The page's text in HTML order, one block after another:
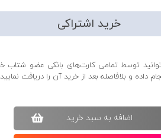
خرید اشتراکی
توسط تمامی کارت‌های بانکی عضو شتاب
داده و بلافاصله بعد از خرید آن را دریافت
اضافه به سبد خريد